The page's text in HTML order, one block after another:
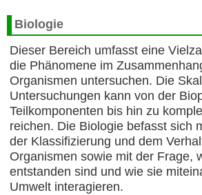
Biologie
Dieser Bereich umfasst eine
die Phänomene im
Organismen untersuchen. Die
Untersuchungen kann von der
Teilkomponenten bis hin zu
reichen. Die Biologie befasst sich
der Klassifizierung und dem
Organismen sowie mit der Frage,
entstanden sind und wie sie
Umwelt interagieren.